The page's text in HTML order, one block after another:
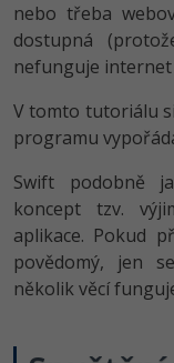
SEO
Pro děti
Fórum
Kurzy e-
Datová
Kurzy
HTML/
Blog
nebo třeba
dostupná
nefunguje
V tomto tutoriálu
programu
Swift podobně
koncept tzv.
aplikace. Pokud
povědomý, jen
několik věcí